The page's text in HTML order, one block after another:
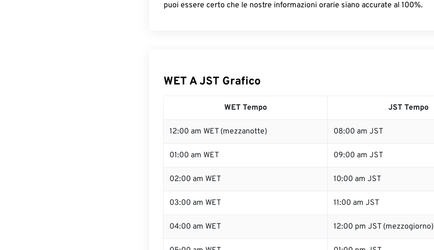
puoi essere certo che le nostre informazioni orarie siano accurate al 100%.
WET A JST Grafico
WET Tempo JST Tempo
12:00 am WET (mezzanotte) 08:00 am JST
01:00 am WET 09:00 am JST
02:00 am WET 10:00 am JST
03:00 am WET 11:00 am JST
04:00 am WET 12:00 pm JST (mezzogiorno)